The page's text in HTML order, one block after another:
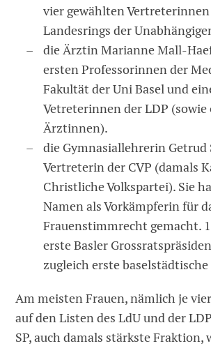
vier gewählten Vertreterinnen
Landesrings der
die Ärztin Marianne Mall-
ersten Professorinnen der
Fakultät der Uni Basel und
Vetreterinnen der LDP
Ärztinnen).
die Gymnasiallehrerin Getrud
Vertreterin der CVP (damals
Christliche Volkspartei). Sie
Namen als Vorkämpferin für
Frauenstimmrecht gemacht.
erste Basler
zugleich erste
Am meisten Frauen, nämlich je
auf den Listen des LdU und der
SP, auch damals stärkste Fraktion,